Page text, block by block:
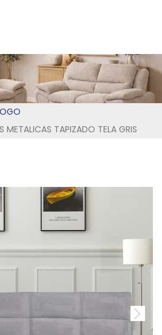
GRIS
TAPIZADO TELA GRIS